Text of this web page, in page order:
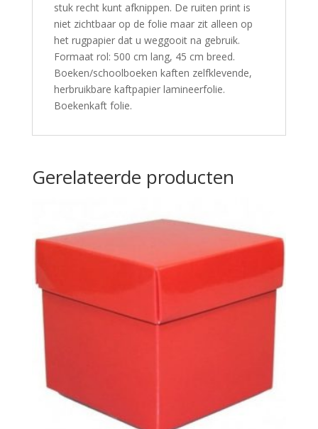
stuk recht kunt afknippen. De ruiten print is
niet zichtbaar op de folie maar zit alleen op
het rugpapier dat u weggooit na gebruik.
Formaat rol: 500 cm lang, 45 cm breed.
Boeken/schoolboeken kaften zelfklevende,
herbruikbare kaftpapier lamineerfolie.
Boekenkaft folie.
Gerelateerde producten